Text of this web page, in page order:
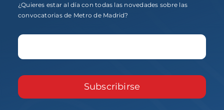
¿Quieres estar al día con todas las novedades sobre las
convocatorias de Metro de Madrid?
Subscribirse